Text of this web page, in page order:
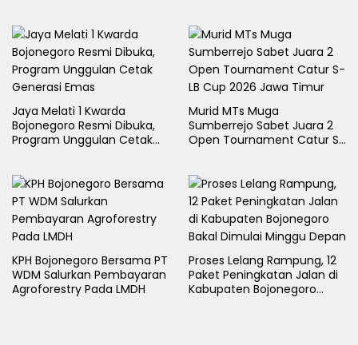
Jaya Melati 1 Kwarda
Bojonegoro Resmi Dibuka,
Program Unggulan Cetak
Murid MTs Muga
Sumberrejo Sabet Juara 2
Open Tournament Catur S-
KPH Bojonegoro Bersama PT
WDM Salurkan Pembayaran
Agroforestry Pada LMDH
Proses Lelang Rampung, 12
Paket Peningkatan Jalan di
Kabupaten Bojonegoro